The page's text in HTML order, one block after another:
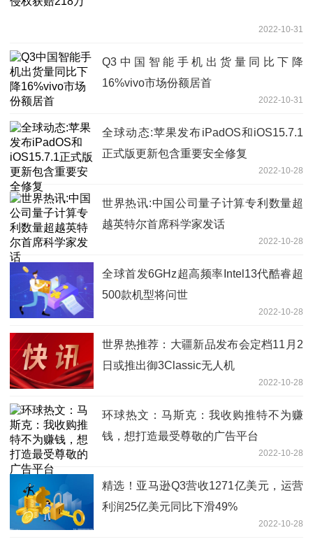
2022-10-31
Q3中国智能手机出货量同比下降
16%vivo市场份额居首
2022-10-31
全球动态:苹果发布iPadOS和iOS15.7.1
正式版更新包含重要安全修复
2022-10-28
世界热讯:中国公司量子计算专利数量超
越英特尔首席科学家发话
2022-10-28
全球首发6GHz超高频率Intel13代酷睿超
500款机型将问世
2022-10-28
世界热推荐：大疆新品发布会定档11月2
日或推出御3Classic无人机
2022-10-28
环球热文：马斯克：我收购推特不为赚
钱，想打造最受尊敬的广告平台
2022-10-28
精选！亚马逊Q3营收1271亿美元，运营
利润25亿美元同比下滑49%
2022-10-28